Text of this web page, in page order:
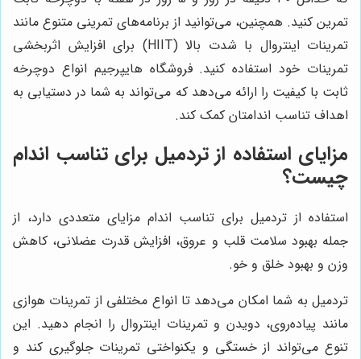
تمرین کنید. همچنین، می‌توانید از برنامه‌های تمرینی متنوع مانند
تمرینات اینتروال با شدت بالا (HIIT) برای افزایش اثربخشی
تمرینات خود استفاده کنید. فروشگاه هایپرجیم انواع دوچرخه
ثابت با کیفیت را ارائه می‌دهد که می‌تواند به شما در دستیابی به
اهداف تناسب اندامتان کمک کند.
مزایای استفاده از تردمیل برای تناسب اندام
چیست؟
استفاده از تردمیل برای تناسب اندام مزایای متعددی دارد، از
جمله بهبود سلامت قلب و عروق، افزایش قدرت عضلانی، کاهش
وزن و بهبود خلق و خو.
تردمیل به شما امکان می‌دهد تا انواع مختلفی از تمرینات هوازی
مانند پیاده‌روی، دویدن و تمرینات اینتروال را انجام دهید. این
تنوع می‌تواند از خستگی و یکنواختی تمرینات جلوگیری کند و